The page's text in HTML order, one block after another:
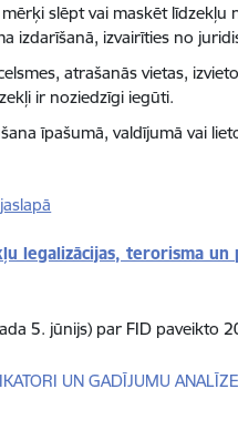
slēpt vai maskēt līdzekļu
izdarīšanā, izvairīties no
atrašanās vietas,
ir noziedzīgi iegūti.
īpašumā, valdījumā vai
legalizācijas, terorisma
5. jūnijs) par FID paveikto
UN GADĪJUMU